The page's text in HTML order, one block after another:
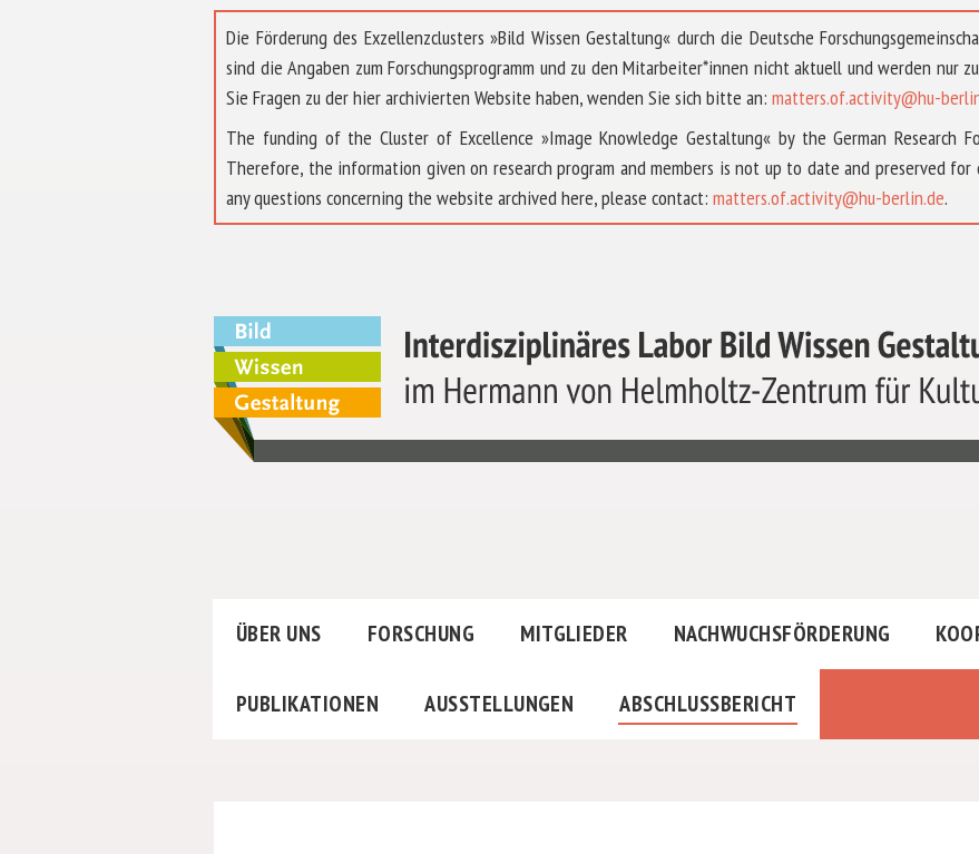
Die Förderung des Exzellenzclusters »Bild Wissen Gestaltung« durch die Deutsche
sind die Angaben zum Forschungsprogramm und zu den Mitarbeiter*innen nicht aktuell und werden nur
Sie Fragen zu der hier archivierten Website haben, wenden Sie sich bitte an: matters.of.activity@hu-
The funding of the Cluster of Excellence »Image Knowledge Gestaltung« by the German Research
Therefore, the information given on research program and members is not up to date and preserved for
any questions concerning the website archived here, please contact: matters.of.activity@hu-berlin.de.
ÜBER UNS FORSCHUNG MITGLIEDER NACHWUCHSFÖRDERUNG
PUBLIKATIONEN AUSSTELLUNGEN ABSCHLUSSBERICHT